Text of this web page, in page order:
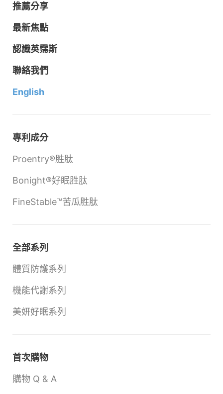
推薦分享
最新焦點
認識英霈斯
聯絡我們
English
專利成分
Proentry®胜肽
Bonight®好眠胜肽
FineStable™苦瓜胜肽
全部系列
體質防護系列
機能代謝系列
美妍好眠系列
首次購物
購物 Q & A